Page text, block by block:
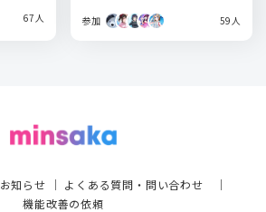
67人 参加 59人
お知らせ ｜ よくある質問・問い合わせ ｜
機能改善の依頼